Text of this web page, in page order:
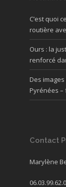
C’est quoi
routière
Ours : la
renforcé
Des
Pyrénées
Contact
Marylène